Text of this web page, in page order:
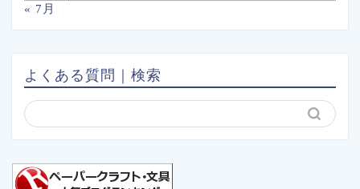
« 7月
よくある質問｜検索